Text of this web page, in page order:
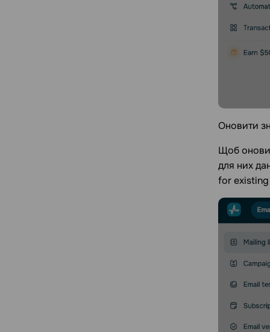
Оновити
Щоб
для них
for existing